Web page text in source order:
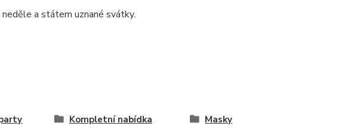
a státem uznané svátky.
Kompletní nabídka
Masky